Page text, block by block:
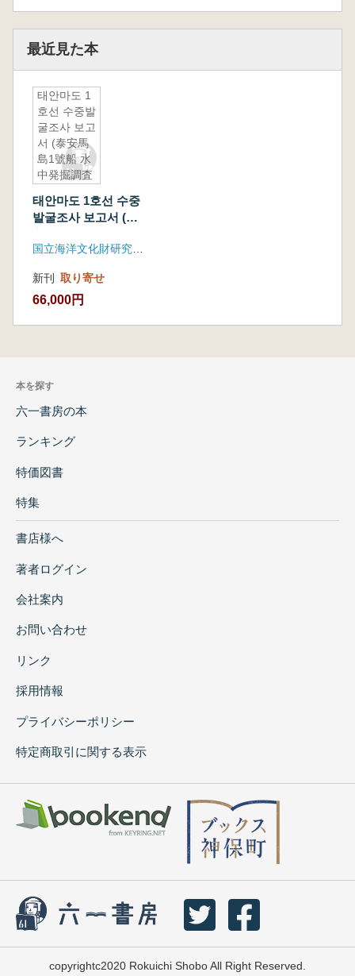
最近見た本
태안마도 1
호선 수중발
굴조사 보고
서 (泰安馬
島1號船 水
中発掘調査
(古書)
태안마도 1호선 수중
발굴조사 보고서 (泰
掘調査報告書) (古国立海洋文化財研究所、文化財庁
新刊 取り寄せ
66,000円
本を探す
六一書房の本
ランキング
特価図書
特集
書店様へ
著者ログイン
会社案内
お問い合わせ
リンク
採用情報
プライバシーポリシー
特定商取引に関する表示
copyrightc2020 Rokuichi Shobo All Right Reserved.